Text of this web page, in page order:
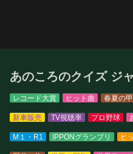
あのころのクイズ ジ
レコード大賞 ヒット曲 春夏の
新車販売 TV視聴率 プロ野球
M１・R1 IPPONグランプリ ヒ